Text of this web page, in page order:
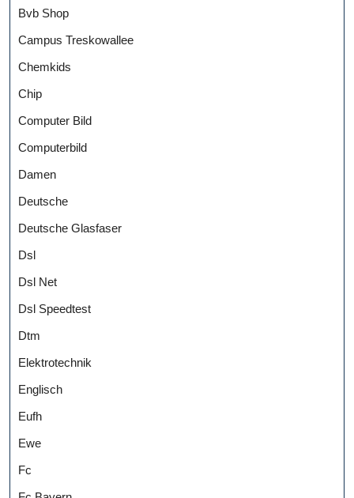
Bvb Shop
Campus Treskowallee
Chemkids
Chip
Computer Bild
Computerbild
Damen
Deutsche
Deutsche Glasfaser
Dsl
Dsl Net
Dsl Speedtest
Dtm
Elektrotechnik
Englisch
Eufh
Ewe
Fc